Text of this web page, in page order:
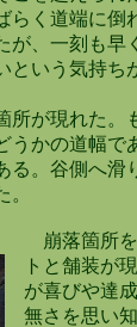
らく道端に倒
が、一刻も早
という気持ち
所が現れた。
かの道幅で
る。谷側へ滑
崩落箇所を
トと舗装が現
が喜びや達
無さを思い知